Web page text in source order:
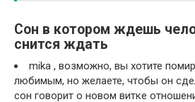
Сон в котором ждешь
снится ждать
mika , возможно, вы хотите
любимым, но желаете, чтобы он
сон говорит о новом витке